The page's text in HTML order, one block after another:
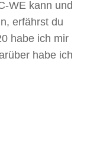
WE kann und
erfährst du
habe ich mir
habe ich